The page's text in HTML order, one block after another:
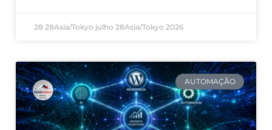
28 28Asia/Tokyo julho 28Asia/Tokyo 2026
AUTOMAÇÃO